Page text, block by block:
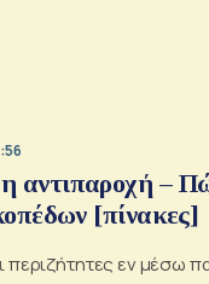
αντιπαροχή –
[πίνακες]
περιζήτητες εν μέσω